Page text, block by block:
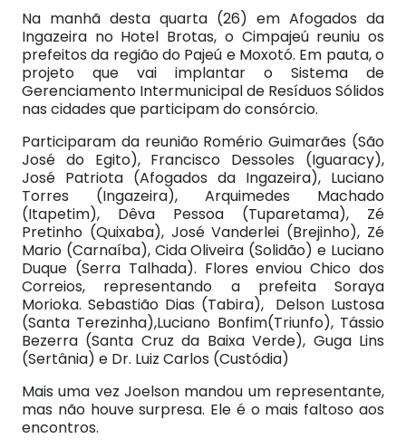
Na manhã desta quarta (26) em Afogados da
Ingazeira no Hotel Brotas, o Cimpajeú reuniu os
prefeitos da região do Pajeú e Moxotó. Em pauta, o
projeto que vai implantar o Sistema de
Gerenciamento Intermunicipal de Resíduos Sólidos
nas cidades que participam do consórcio.
Participaram da reunião Romério Guimarães (São
José do Egito), Francisco Dessoles (Iguaracy),
José Patriota (Afogados da Ingazeira), Luciano
Torres (Ingazeira), Arquimedes Machado
(Itapetim), Dêva Pessoa (Tuparetama), Zé
Pretinho (Quixaba), José Vanderlei (Brejinho), Zé
Mario (Carnaíba), Cida Oliveira (Solidão) e Luciano
Duque (Serra Talhada). Flores enviou Chico dos
Correios, representando a prefeita Soraya
Morioka. Sebastião Dias (Tabira), Delson Lustosa
(Santa Terezinha),Luciano Bonfim(Triunfo), Tássio
Bezerra (Santa Cruz da Baixa Verde), Guga Lins
(Sertânia) e Dr. Luiz Carlos (Custódia)
Mais uma vez Joelson mandou um representante,
mas não houve surpresa. Ele é o mais faltoso aos
encontros.